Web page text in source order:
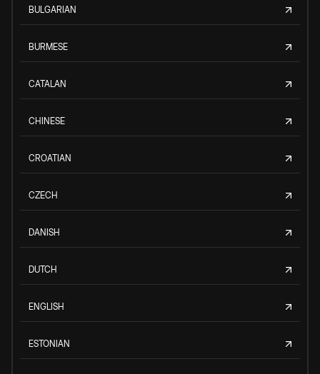
BULGARIAN
BURMESE
CATALAN
CHINESE
CROATIAN
CZECH
DANISH
DUTCH
ENGLISH
ESTONIAN